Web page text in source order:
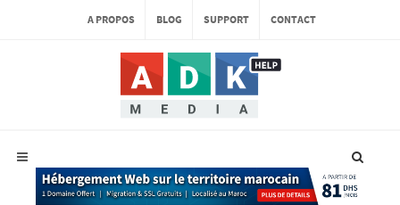
A PROPOS BLOG SUPPORT CONTACT